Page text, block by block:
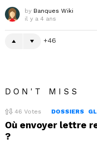
by Banques Wiki
il y a 4 ans
46
DON'T MISS
46 Votes DOSSIERS
Où envoyer lettre
?